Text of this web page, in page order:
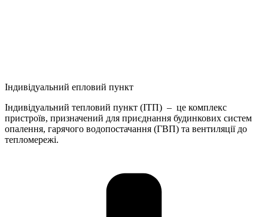
Індивідуальний епловий пункт
Індивідуальний тепловий пункт (ІТП) – це комплекс
пристроїв, призначений для приєднання будинкових систем
опалення, гарячого водопостачання (ГВП) та вентиляції до
тепломережі.